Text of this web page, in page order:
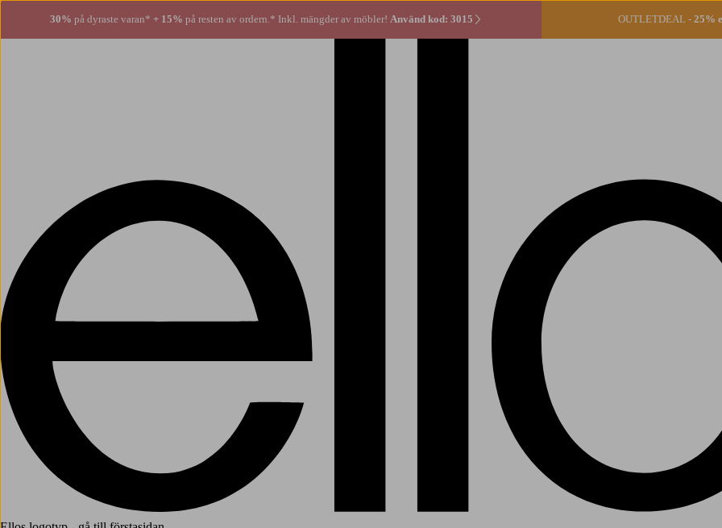
30% på dyraste varan* + 15% på resten av ordern.* Inkl. mängder av möbler! Använd kod: 3015 OUTLETDEAL - 25%